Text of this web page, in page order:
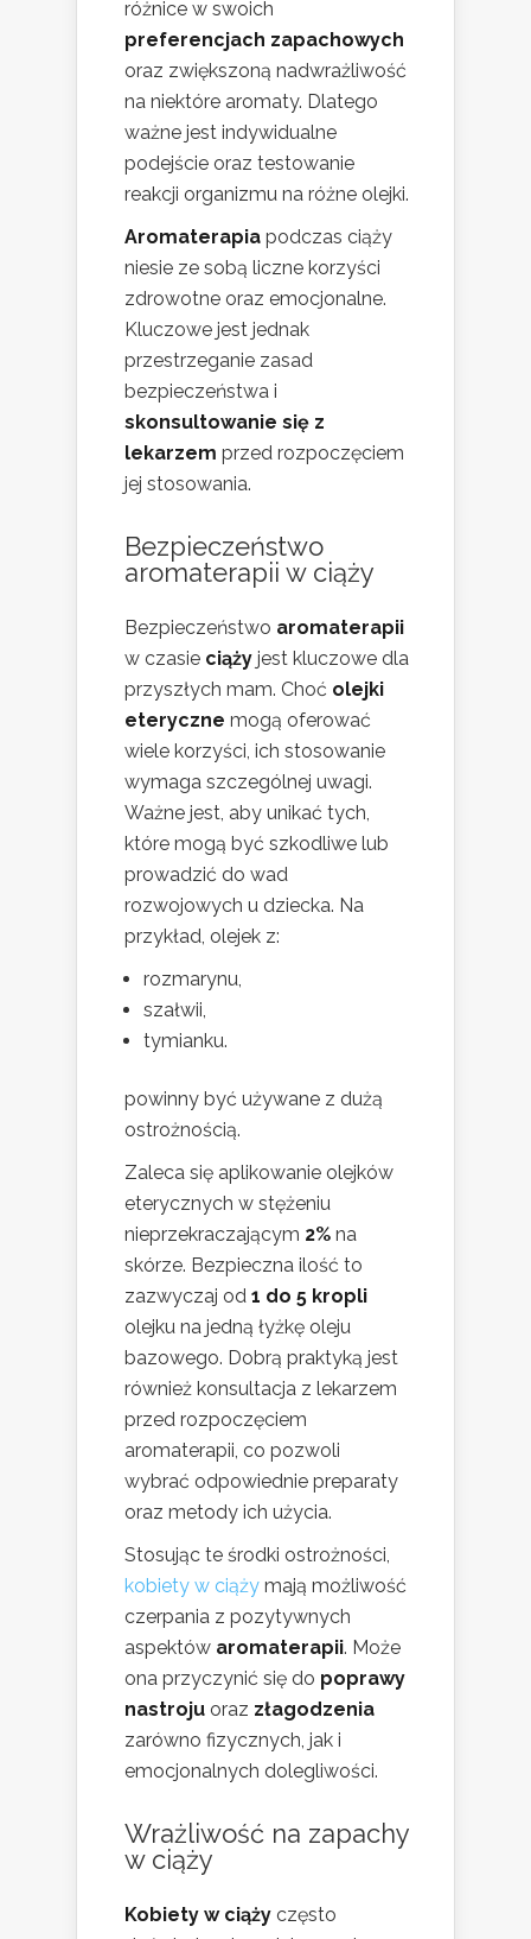
różnice w swoich
preferencjach zapachowych
oraz zwiększoną nadwrażliwość
na niektóre aromaty. Dlatego
ważne jest indywidualne
podejście oraz testowanie
reakcji organizmu na różne olejki.
Aromaterapia podczas ciąży
niesie ze sobą liczne korzyści
zdrowotne oraz emocjonalne.
Kluczowe jest jednak
przestrzeganie zasad
bezpieczeństwa i
skonsultowanie się z
lekarzem przed rozpoczęciem
jej stosowania.
Bezpieczeństwo
aromaterapii w ciąży
Bezpieczeństwo aromaterapii
w czasie ciąży jest kluczowe dla
przyszłych mam. Choć olejki
eteryczne mogą oferować
wiele korzyści, ich stosowanie
wymaga szczególnej uwagi.
Ważne jest, aby unikać tych,
które mogą być szkodliwe lub
prowadzić do wad
rozwojowych u dziecka. Na
przykład, olejek z:
rozmarynu,
szałwii,
tymianku.
powinny być używane z dużą
ostrożnością.
Zaleca się aplikowanie olejków
eterycznych w stężeniu
nieprzekraczającym 2% na
skórze. Bezpieczna ilość to
zazwyczaj od 1 do 5 kropli
olejku na jedną łyżkę oleju
bazowego. Dobrą praktyką jest
również konsultacja z lekarzem
przed rozpoczęciem
aromaterapii, co pozwoli
wybrać odpowiednie preparaty
oraz metody ich użycia.
Stosując te środki ostrożności,
kobiety w ciąży mają możliwość
czerpania z pozytywnych
aspektów aromaterapii. Może
ona przyczynić się do poprawy
nastroju oraz złagodzenia
zarówno fizycznych, jak i
emocjonalnych dolegliwości.
Wrażliwość na zapachy
w ciąży
Kobiety w ciąży często